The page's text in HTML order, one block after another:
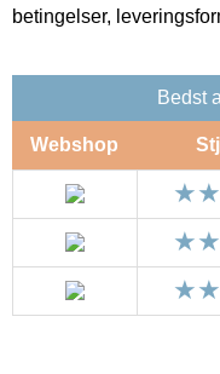
betingelser,
Bedst
Webshop